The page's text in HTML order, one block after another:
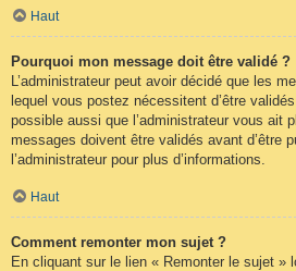
Haut
Pourquoi mon message doit être validé ?
L’administrateur peut avoir décidé que les
lequel vous postez nécessitent d’être
possible aussi que l’administrateur vous ait
messages doivent être validés avant d’être
l’administrateur pour plus d’informations.
Haut
Comment remonter mon sujet ?
En cliquant sur le lien « Remonter le sujet »